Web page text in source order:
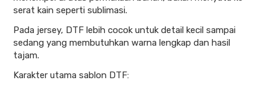
serat kain seperti sublimasi.
Pada jersey, DTF lebih cocok untuk detail kecil sampai
sedang yang membutuhkan warna lengkap dan hasil
tajam.
Karakter utama sablon DTF: